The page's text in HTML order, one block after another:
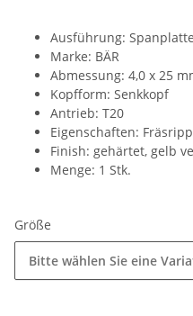
Ausführung:
Marke: BÄR
Abmessung: 4,0 x 25
Kopfform: Senkkopf
Antrieb: T20
Eigenschaften:
Finish: gehärtet, gelb
Menge: 1 Stk.
Größe
Bitte wählen Sie eine